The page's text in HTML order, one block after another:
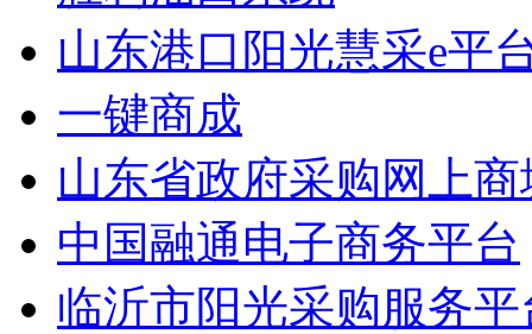
山东港口阳光慧采e平
一键商成
山东省政府采购网上商
中国融通电子商务平台
临沂市阳光采购服务平